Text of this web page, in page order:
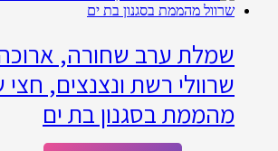
שמלת ערב שחורה,
שרוולי רשת ונצנצים, חצי
מהממת בסגנון בת ים